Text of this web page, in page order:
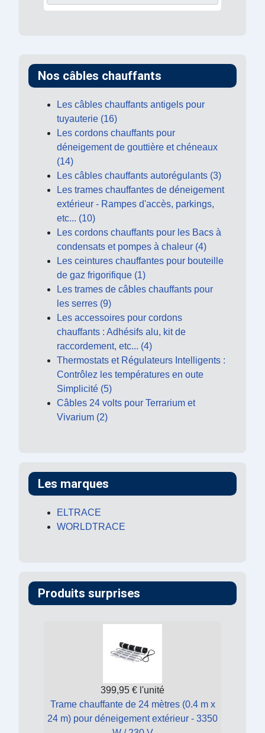
Nos câbles chauffants
Les câbles chauffants antigels pour
tuyauterie (16)
Les cordons chauffants pour
déneigement de gouttière et chéneaux
(14)
Les câbles chauffants autorégulants (3)
Les trames chauffantes de déneigement
extérieur - Rampes d'accès, parkings,
etc... (10)
Les cordons chauffants pour les Bacs à
condensats et pompes à chaleur (4)
Les ceintures chauffantes pour bouteille
de gaz frigorifique (1)
Les trames de câbles chauffants pour
les serres (9)
Les accessoires pour cordons
chauffants : Adhésifs alu, kit de
raccordement, etc... (4)
Thermostats et Régulateurs Intelligents :
Contrôlez les températures en oute
Simplicité (5)
Câbles 24 volts pour Terrarium et
Vivarium (2)
Les marques
ELTRACE
WORLDTRACE
Produits surprises
399,95 € l'unité
Trame chauffante de 24 mètres (0.4 m x
24 m) pour déneigement extérieur - 3350